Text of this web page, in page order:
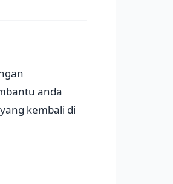
anda
kembali di